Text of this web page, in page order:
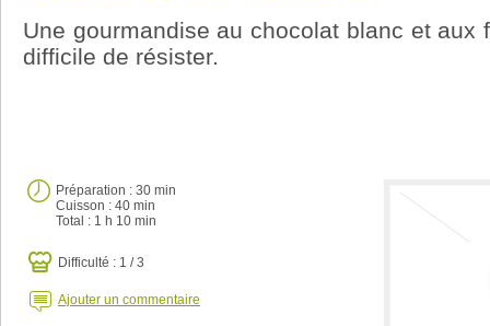
Une gourmandise au chocolat blanc et aux
difficile de résister.
Préparation : 30 min
Cuisson : 40 min
Total : 1 h 10 min
Difficulté : 1 / 3
Ajouter un commentaire